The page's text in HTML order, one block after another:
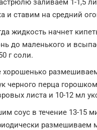
заливаем 1-1,5
и ставим на средний
жидкость начнет
до маленького и
г соли.
хорошенько
черного перца
листа и 10-12 мл
соус в течение 13-15
размешиваем